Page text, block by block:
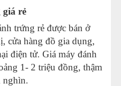
rẻ
trứng rẻ được bán ở
cửa hàng đồ gia dụng,
điện tử. Giá máy đánh
1- 2 triệu đồng, thậm
nghìn.